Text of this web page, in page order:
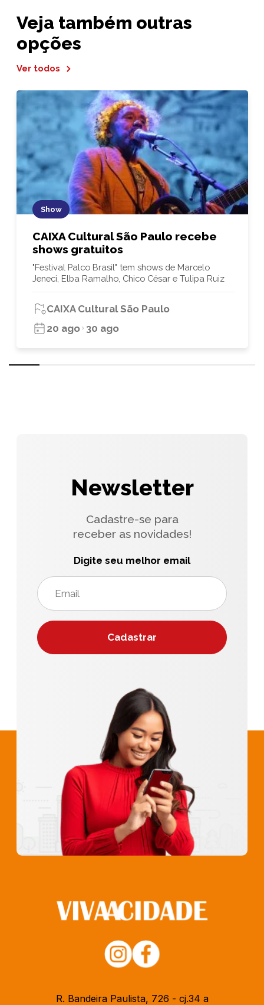
Veja também outras
opções
Ver todos
Show
CAIXA Cultural São Paulo recebe
shows gratuitos
"Festival Palco Brasil" tem shows de Marcelo
Jeneci, Elba Ramalho, Chico César e Tulipa Ruiz
CAIXA Cultural São Paulo
20 ago 30 ago
Newsletter
Cadastre-se para
receber as novidades!
Digite seu melhor email
R. Bandeira Paulista, 726 - cj.34 a